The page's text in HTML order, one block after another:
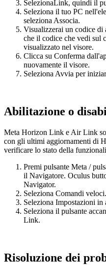
SelezionaLink, quindi il
Seleziona il tuo PC
seleziona Associa.
Visualizzerai un codice di
che il codice che vedi sul
visualizzato nel visore.
Clicca su Conferma
nuovamente il visore.
Seleziona Avvia per
Abilitazione o
Meta Horizon Link e Air Link
con gli ultimi aggiornamenti di
verificare lo stato della
Premi pulsante Meta /
il Navigatore. Oculus
Navigator.
Seleziona Comandi veloci.
Seleziona Impostazioni in
Seleziona il pulsante
Link.
Risoluzione dei